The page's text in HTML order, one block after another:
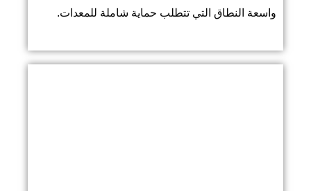
واسعة النطاق التي تتطلب حماية شاملة للمعدات.